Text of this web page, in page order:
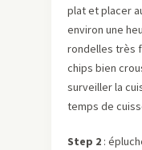
plat et placer
environ une
rondelles très
chips bien
surveiller la
temps de
Step 2 :